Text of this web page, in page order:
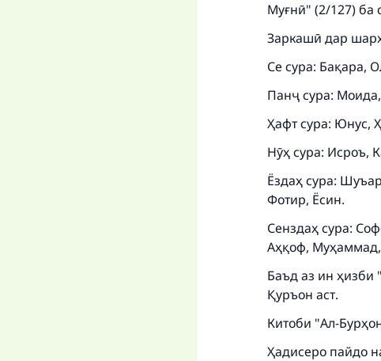
Муғнӣ" (2/127) ба
Заркашӣ дар
Се сура: Бақара,
Панҷ сура:
Ҳафт сура: Юнус,
Нӯҳ сура: Исроъ,
Ёздаҳ сура:
Фотир, Ёсин.
Сенздаҳ сура:
Аҳқоф, Муҳаммад,
Баъд аз ин ҳизби
Қуръон аст.
Китоби "Ал-
Ҳадисеро пайдо
"A